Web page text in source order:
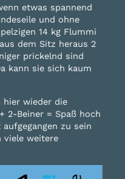
etwas spannend
und ohne
14 kg Flummi
dem Sitz heraus 2
prickelnd sind
kann sie sich kaum
hier wieder die
2-Beiner = Spaß hoch
zu sein
viele weitere